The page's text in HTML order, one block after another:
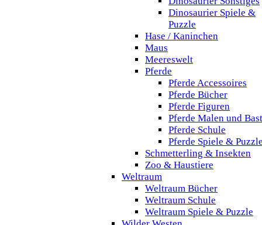
Dinosaurier Spiele &
Puzzle
Hase / Kaninchen
Maus
Meereswelt
Pferde
Pferde Accessoires
Pferde Bücher
Pferde Figuren
Pferde Malen und
Pferde Schule
Pferde Spiele &
Schmetterling & Insekten
Zoo & Haustiere
Weltraum
Weltraum Bücher
Weltraum Schule
Weltraum Spiele & Puzzle